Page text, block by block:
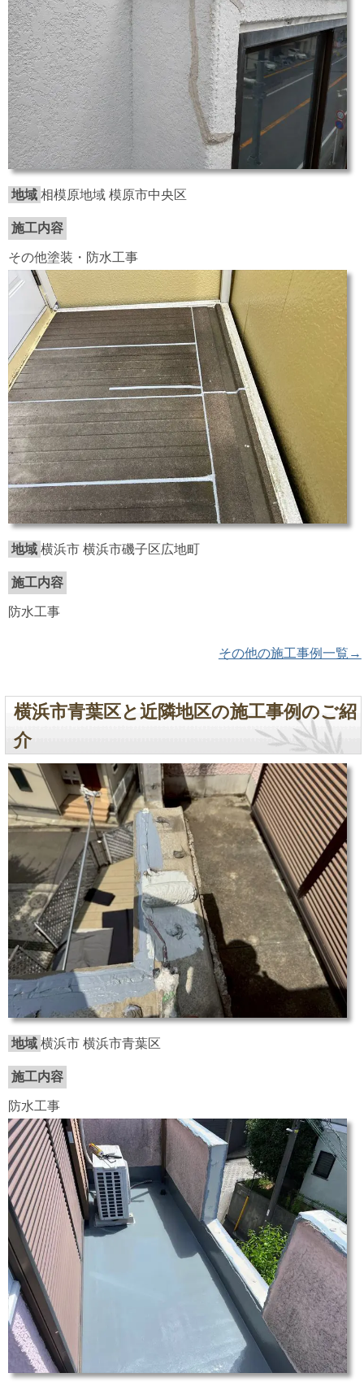
地域 相模原地域 模原市中央区
施工内容
その他塗装・防水工事
地域 横浜市 横浜市磯子区広地町
施工内容
防水工事
その他の施工事例一覧→
横浜市青葉区と近隣地区の施工事例のご紹
介
地域 横浜市 横浜市青葉区
施工内容
防水工事